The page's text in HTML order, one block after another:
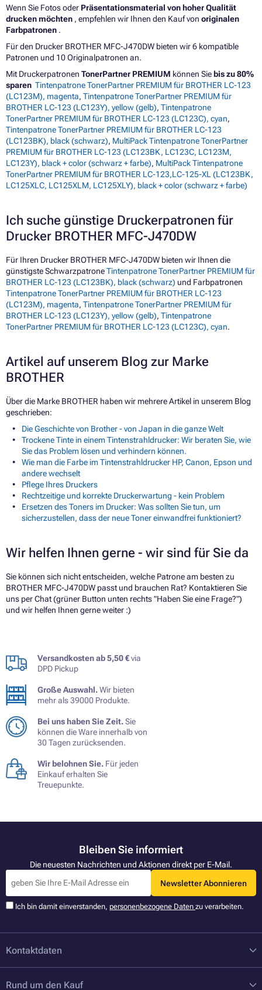
Wenn Sie Fotos oder Präsentationsmaterial von hoher Qualität
drucken möchten , empfehlen wir Ihnen den Kauf von originalen
Farbpatronen .
Für den Drucker BROTHER MFC-J470DW bieten wir 6 kompatible
Patronen und 10 Originalpatronen an.
Mit Druckerpatronen TonerPartner PREMIUM können Sie bis zu 80%
sparen Tintenpatrone TonerPartner PREMIUM für BROTHER LC-123
(LC123M), magenta, Tintenpatrone TonerPartner PREMIUM für
BROTHER LC-123 (LC123Y), yellow (gelb), Tintenpatrone
TonerPartner PREMIUM für BROTHER LC-123 (LC123C), cyan,
Tintenpatrone TonerPartner PREMIUM für BROTHER LC-123
(LC123BK), black (schwarz), MultiPack Tintenpatrone TonerPartner
PREMIUM für BROTHER LC-123 (LC123BK, LC123C, LC123M,
LC123Y), black + color (schwarz + farbe), MultiPack Tintenpatrone
TonerPartner PREMIUM für BROTHER LC-123,LC-125-XL (LC123BK,
LC125XLC, LC125XLM, LC125XLY), black + color (schwarz + farbe)
Ich suche günstige Druckerpatronen für
Drucker BROTHER MFC-J470DW
Für Ihren Drucker BROTHER MFC-J470DW bieten wir Ihnen die
günstigste SchwarzpatroneTintenpatrone TonerPartner PREMIUM für
BROTHER LC-123 (LC123BK), black (schwarz) und Farbpatronen
Tintenpatrone TonerPartner PREMIUM für BROTHER LC-123
(LC123M), magenta, Tintenpatrone TonerPartner PREMIUM für
BROTHER LC-123 (LC123Y), yellow (gelb), Tintenpatrone
TonerPartner PREMIUM für BROTHER LC-123 (LC123C), cyan.
Artikel auf unserem Blog zur Marke
BROTHER
Über die Marke BROTHER haben wir mehrere Artikel in unserem Blog
geschrieben:
Die Geschichte von Brother - von Japan in die ganze Welt
Trockene Tinte in einem Tintenstrahldrucker: Wir beraten Sie, wie
Sie das Problem lösen und verhindern können.
Wie man die Farbe im Tintenstrahldrucker HP, Canon, Epson und
andere wechselt
Pflege Ihres Druckers
Rechtzeitige und korrekte Druckerwartung - kein Problem
Ersetzen des Toners im Drucker: Was sollten Sie tun, um
sicherzustellen, dass der neue Toner einwandfrei funktioniert?
Wir helfen Ihnen gerne - wir sind für Sie da
Sie können sich nicht entscheiden, welche Patrone am besten zu
BROTHER MFC-J470DW passt und brauchen Rat? Kontaktieren Sie
uns per Chat (grüner Button unten rechts "Haben Sie eine Frage?")
und wir helfen Ihnen gerne weiter :)
Versandkosten ab 5,50 €via
DPD Pickup
Große Auswahl.Wir bieten
mehr als 39000 Produkte.
Bei uns haben Sie Zeit.Sie
können die Ware innerhalb von
30 Tagen zurücksenden.
Wir belohnen Sie. Für jeden
Einkauf erhalten Sie
Treuepunkte.
Bleiben Sie informiert
Die neuesten Nachrichten und Aktionen direkt per E-Mail.
Newsletter Abonnieren
Ich bin damit einverstanden, personenbezogene Daten zu verarbeiten.
Kontaktdaten
Rund um den Kauf